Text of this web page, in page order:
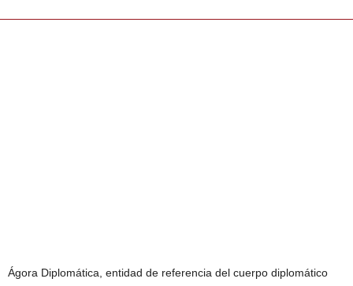
Ágora Diplomática, entidad de referencia del cuerpo diplomático